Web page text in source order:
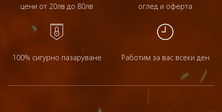
цени от 20лв до 80лв
оглед и оферта
100% сигурно пазаруване Работим за вас всеки ден